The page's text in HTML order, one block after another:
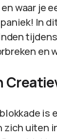
waar je
In
en
is
zich uiten